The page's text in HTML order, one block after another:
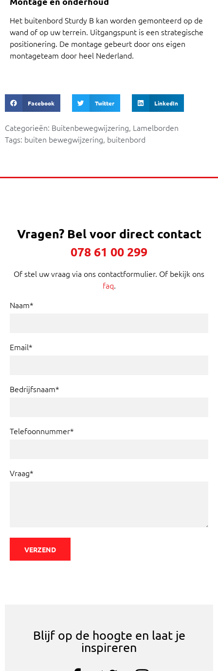
Het buitenbord Sturdy B kan worden gemonteerd op de
wand of op uw terrein. Uitgangspunt is een strategische
positionering. De montage gebeurt door ons eigen
montageteam door heel Nederland.
Facebook Twitter LinkedIn
Categorieën: Buitenbewegwijzering, Lamelborden
Tags: buiten bewegwijzering, buitenbord
Vragen? Bel voor direct contact
078 61 00 299
Of stel uw vraag via ons contactformulier. Of bekijk ons
faq.
Naam*
Email*
Bedrijfsnaam*
Telefoonnummer*
Vraag*
VERZEND
Blijf op de hoogte en laat je
inspireren